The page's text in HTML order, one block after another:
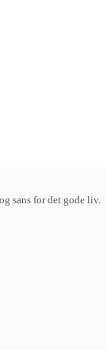
sans for det gode liv.